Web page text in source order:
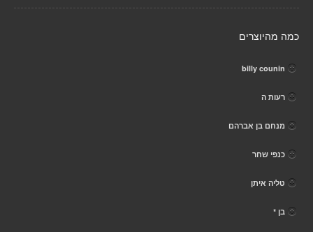
כמה מהיוצרים
billy counin
רעות ה
מנחם בן אברהם
כנפי שחר
טליה איתן
בן *